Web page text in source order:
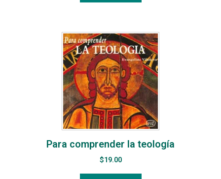
Para comprender la teología
$19.00